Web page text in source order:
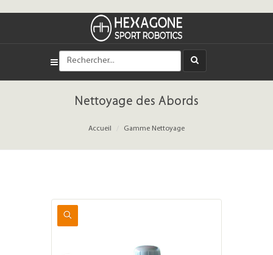
Nettoyage des Abords
Accueil Gamme Nettoyage